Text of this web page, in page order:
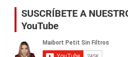
SUSCRÍBETE A
YouTube